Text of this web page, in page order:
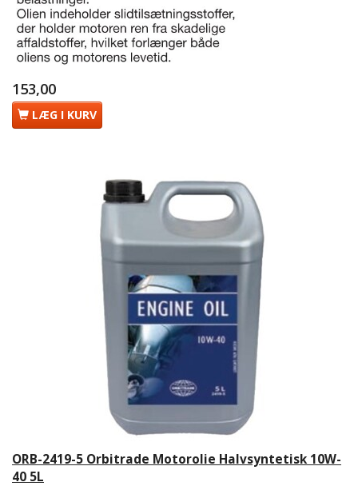
153,00
LÆG I KURV
ORB-2419-5 Orbitrade Motorolie Halvsyntetisk 10W-
40 5L